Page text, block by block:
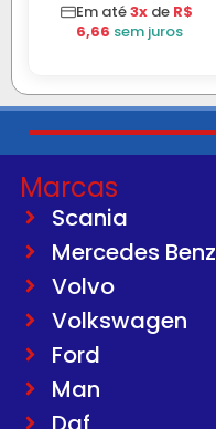
Em até3x de R$
6,66 sem juros
Marcas
Scania
Mercedes Benz
Volvo
Volkswagen
Ford
Man